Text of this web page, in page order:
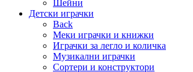
Шейни
Детски играчки
Back
Меки играчки и книжки
Играчки за легло и количка
Музикални играчки
Сортери и конструктори